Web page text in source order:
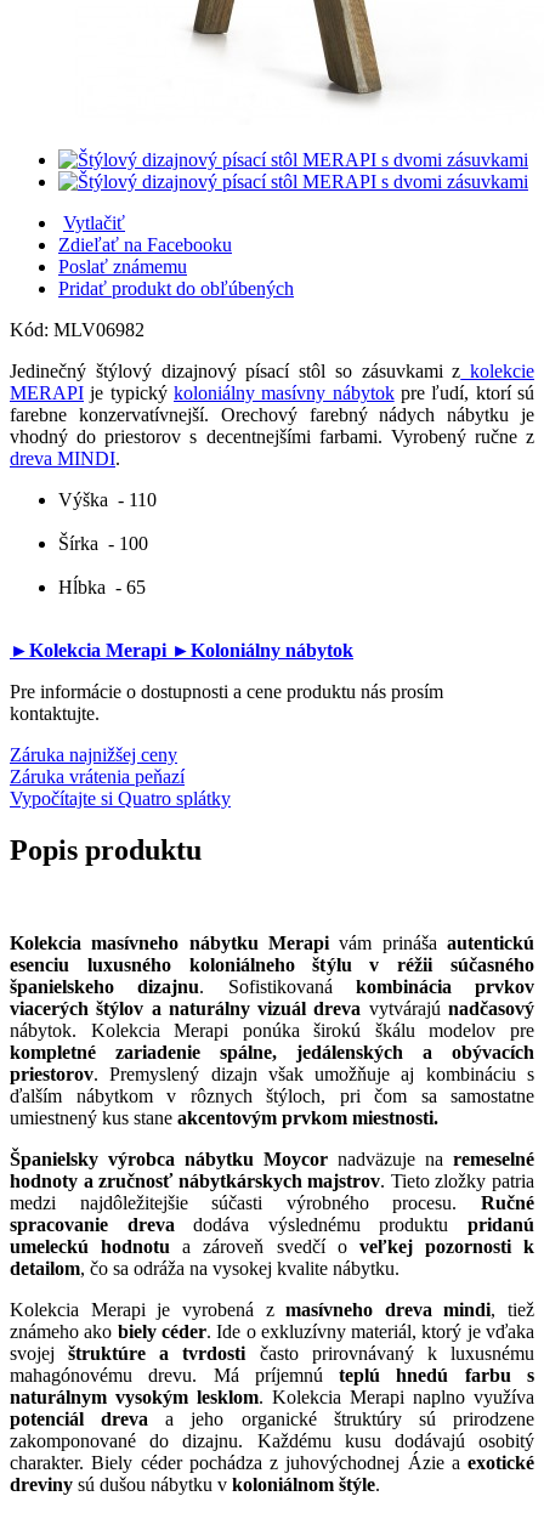
Vytlačiť
Zdieľať na Facebooku
Poslať známemu
Pridať produkt do obľúbených
Kód: MLV06982
Jedinečný štýlový dizajnový písací stôl so zásuvkami z kolekcie
MERAPI je typický koloniálny masívny nábytokpre ľudí, ktorí sú
farebne konzervatívnejší. Orechový farebný nádych nábytku je
vhodný do priestorov s decentnejšími farbami. Vyrobený ručne z
dreva MINDI.
Výška - 110
Šírka - 100
Hĺbka - 65
►Kolekcia Merapi ►Koloniálny nábytok
Pre informácie o dostupnosti a cene produktu nás prosím
kontaktujte.
Záruka najnižšej ceny
Záruka vrátenia peňazí
Vypočítajte si Quatro splátky
Popis produktu
Kolekcia masívneho nábytku Merapi vám prináša autentickú
esenciu luxusného koloniálneho štýlu v réžii súčasného
španielskeho dizajnu. Sofistikovaná kombinácia prvkov
viacerých štýlov a naturálny vizuál dreva vytvárajúnadčasový
nábytok. Kolekcia Merapi ponúka širokú škálu modelov pre
kompletné zariadenie spálne, jedálenských a obývacích
priestorov. Premyslený dizajn však umožňuje aj kombináciu s
ďalším nábytkom v rôznych štýloch, pri čom sa samostatne
umiestnený kus stane akcentovým prvkom miestnosti.
Španielsky výrobca nábytku Moycor nadväzuje na remeselné
hodnoty a zručnosť nábytkárskych majstrov. Tieto zložky patria
medzi najdôležitejšie súčasti výrobného procesu. Ručné
spracovanie dreva dodáva výslednému produktupridanú
umeleckú hodnotu a zároveň svedčí o veľkej pozornosti k
detailom, čo sa odráža na vysokej kvalite nábytku.
Kolekcia Merapi je vyrobená zmasívneho dreva mindi, tiež
známeho ako biely céder. Ide o exkluzívny materiál, ktorý je vďaka
svojejštruktúre a tvrdosti často prirovnávaný k luxusnému
mahagónovému drevu. Má príjemnúteplú hnedú farbu s
naturálnym vysokým lesklom. Kolekcia Merapi naplno využíva
potenciál dreva a jeho organické štruktúry sú prirodzene
zakomponované do dizajnu. Každému kusu dodávajú osobitý
charakter. Biely céder pochádza z juhovýchodnej Ázie a exotické
dreviny sú dušou nábytku v koloniálnom štýle.